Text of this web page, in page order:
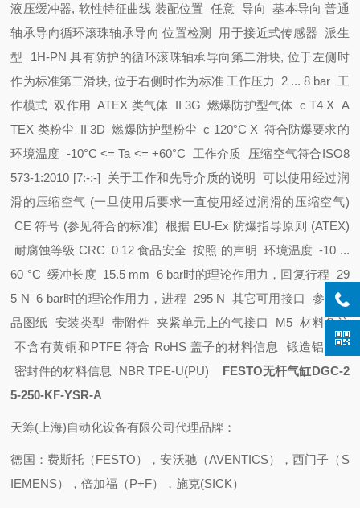
液压缓冲器, 软性特征曲线 装配位置 任意 导向 基本导向普通
轴承导向循环滚珠轴承导向位置检测 用于接近式传感器派生
型 1H-PN具有防护的循环滚珠轴承导向第二滑块, 位于左侧时
作为标准第二滑块, 位于右侧时作为标准 工作压力 2 ... 8 bar 工
作模式 双作用ATEX 类气体 II 3G燃爆防护型气体 c T4 X A
TEX 类粉尘 II 3D燃爆防护型粉尘 c 120°C X 符合防爆要求的
环境温度 -10°C <= Ta <= +60°C 工作介质 压缩空气符合ISO8
573-1:2010 [7:-:-] 关于工作和先导介质的说明 可以使用经过润
滑的压缩空气 (一旦使用后要求一直使用经过润滑的压缩空气)
CE 符号 (参见符合的标准) 根据 EU-Ex 防爆指导原则 (ATEX)
耐腐蚀等级 CRC 0 12食品安全 按照 的声明环境温度 -10 ...
60 °C 缓冲长度 15.5 mm 6 bar时的理论作用力，回复行程 29
5 N6 bar时的理论作用力，进程 295 N 其它可用接口 参见产
品图纸 安装类型 带附件夹紧单元上的气接口 M5材料备注
不含有黄铜和PTFE 符合 RoHS 盖子的材料信息 锻造铝合金
密封件的材料信息 NBR TPE-U(PU)
FESTO无杆气缸DGC-2
5-250-KF-YSR-A
天筹(上海)自动化设备有限公司代理品牌：
德国：费斯托（FESTO），安沃驰（AVENTICS），西门子（S
IEMENS），倍加福（P+F），施克(SICK）